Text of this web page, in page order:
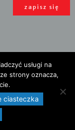
usługi na
strony oznacza,
ciasteczka